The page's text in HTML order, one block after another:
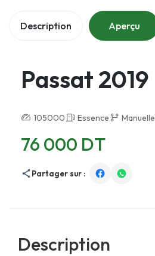
Description Aperçu
Passat 2019
105000 Essence Manuelle
76 000 DT
Partager sur :
Description